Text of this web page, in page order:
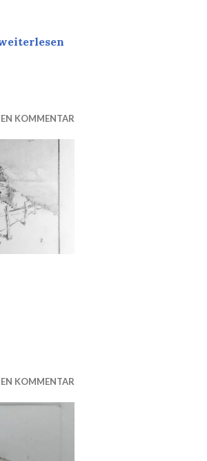
KOMMENTAR
KOMMENTAR